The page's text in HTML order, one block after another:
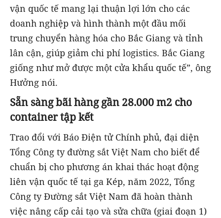
vận quốc tế mang lại thuận lợi lớn cho các
doanh nghiệp và hình thành một đầu mối
trung chuyển hàng hóa cho Bắc Giang và tỉnh
lân cận, giúp giảm chi phí logistics. Bắc Giang
giống như mở được một cửa khẩu quốc tế”, ông
Hưởng nói.
Sẵn sàng bãi hàng gần 28.000 m2 cho
container tập kết
Trao đổi với Báo Điện tử Chính phủ, đại diện
Tổng Công ty đường sắt Việt Nam cho biết để
chuẩn bị cho phương án khai thác hoạt động
liên vận quốc tế tại ga Kép, năm 2022, Tổng
Công ty Đường sắt Việt Nam đã hoàn thành
việc nâng cấp cải tạo và sửa chữa (giai đoạn 1)